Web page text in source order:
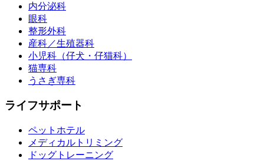
内分泌科
眼科
整形外科
産科／生殖器科
小児科（仔犬・仔猫科）
猫専科
うさぎ専科
ライフサポート
ペットホテル
メディカルトリミング
ドッグトレーニング